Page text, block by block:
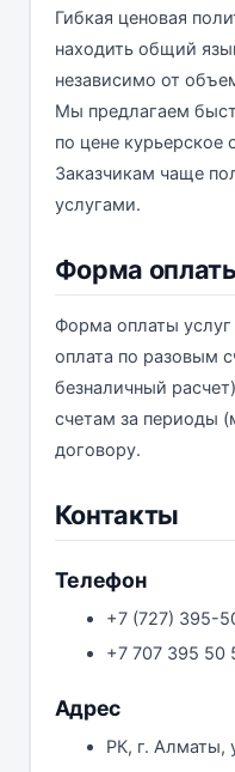
Гибкая ценовая
находить общий
независимо от
Мы предлагаем
по цене
Заказчикам чаще
услугами.
Форма
Форма оплаты
оплата по разовым
безналичный
счетам за периоды
договору.
Контакты
Телефон
+7 (727) 395-
+7 707 395
Адрес
РК, г. Алматы,